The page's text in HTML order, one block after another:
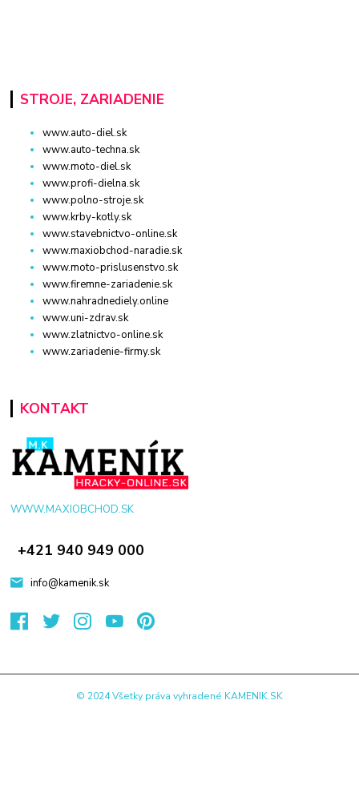
STROJE, ZARIADENIE
www.auto-diel.sk
www.auto-techna.sk
www.moto-diel.sk
www.profi-dielna.sk
www.polno-stroje.sk
www.krby-kotly.sk
www.stavebnictvo-online.sk
www.maxiobchod-naradie.sk
www.moto-prislusenstvo.sk
www.firemne-zariadenie.sk
www.nahradnediely.online
www.uni-zdrav.sk
www.zlatnictvo-online.sk
www.zariadenie-firmy.sk
KONTAKT
WWW.MAXIOBCHOD.SK
+421 940 949 000
info@kamenik.sk
© 2024 Všetky práva vyhradené KAMENIK.SK